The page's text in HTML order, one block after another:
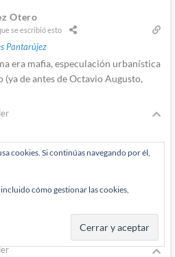
Otero
se escribió esto
Pantarújez
era mafia, especulación urbanística
de antes de Octavio Augusto,
Martínez Otero
de la mafia no está en el sur de
cookies. Si continúas navegando por él,
cómo gestionar las cookies,